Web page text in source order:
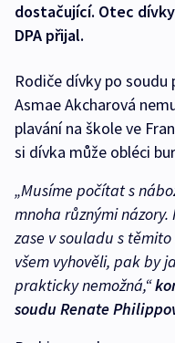
dostačující. Otec
DPA přijal.
Rodiče dívky po
Asmae Akcharová
plavání na škole ve
si dívka může obléci
„Musíme počítat s
mnoha různými
zase v souladu s
všem vyhověli, pak by
prakticky nemožná,“
soudu Renate